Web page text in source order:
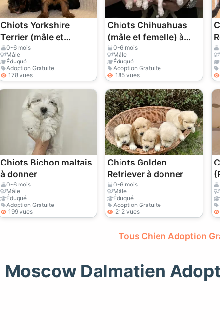
Chiots Yorkshire
Terrier (mâle et
femelle) à donner
0-6 mois
Mâle
Éduqué
Adoption Gratuite
178 vues
Chiots Chihuahuas
(mâle et femelle) à
donner
0-6 mois
Mâle
Éduqué
Adoption Gratuite
185 vues
Chiots Bichon maltais
à donner
0-6 mois
Mâle
Éduqué
Adoption Gratuite
199 vues
Chiots Golden
Retriever à donner
0-6 mois
Mâle
Éduqué
Adoption Gratuite
212 vues
Tous Chien Adoption
Moscow Dalmatien